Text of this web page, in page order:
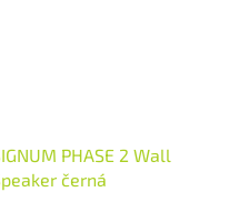
PHASE 2 Wall
černá